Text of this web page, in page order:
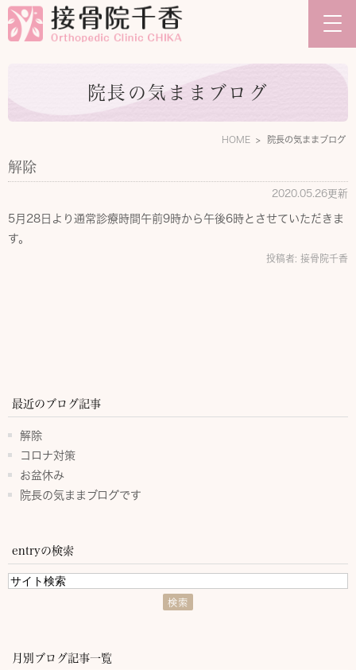
院長の気ままブログ
HOME 院長の気ままブログ
解除
2020.05.26更新
5月28日より通常診療時間午前9時から午後6時とさせていただきま
す。
投稿者: 接骨院千香
最近のブログ記事
解除
コロナ対策
お盆休み
院長の気ままブログです
entryの検索
月別ブログ記事一覧